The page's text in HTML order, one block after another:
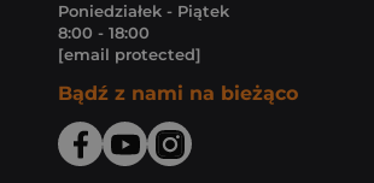
Poniedziałek - Piątek
8:00 - 18:00
[email protected]
Bądź z nami na bieżąco